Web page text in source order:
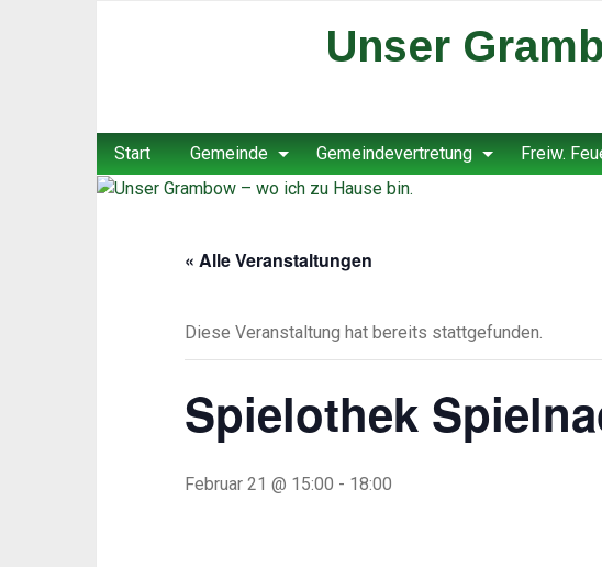
Unser
Start Gemeinde Gemeindevertretung Freiw.
« Alle Veranstaltungen
Diese Veranstaltung hat bereits stattgefunden.
Spielothek
Februar 21 @ 15:00 - 18:00